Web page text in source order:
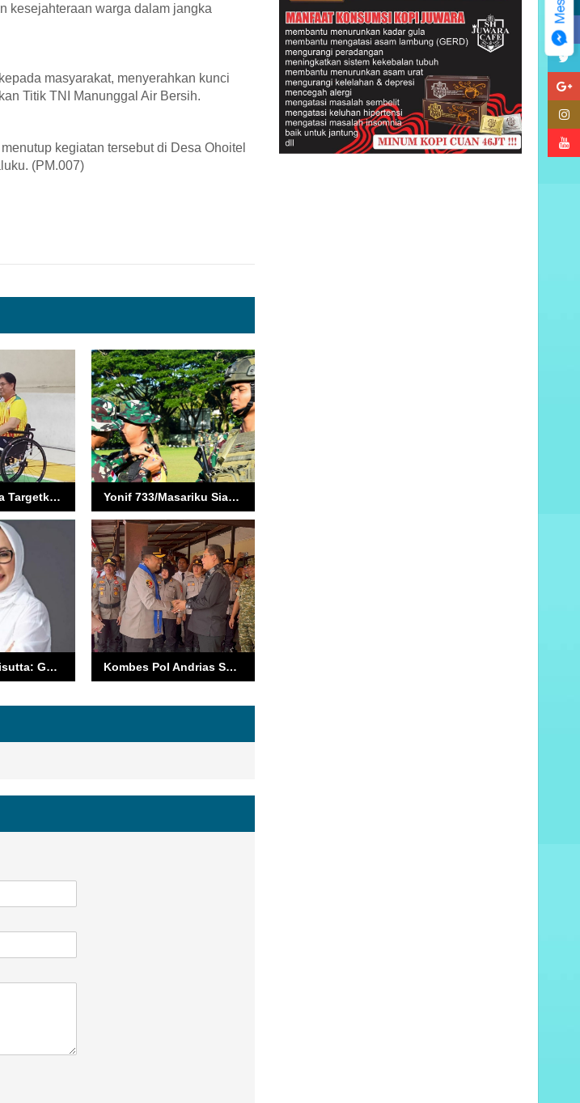
kesejahteraan warga dalam jangka
masyarakat, menyerahkan kunci
Titik TNI Manunggal Air Bersih.
kegiatan tersebut di Desa Ohoitel
(PM.007)
NPC Indonesia Targetkan Lahirnya Juara Paralimpik dari Maluku Yonif 733/Masariku Siap Operasi Satgas Pamtas RI-PNG Mobile
Wawali Ely Toisutta: GPM Jadi Teladan Iman Menuju Satu Abad Pelayanan Kombes Pol Andrias Susanto Nugroho Resmi Pimpin Polresta Ambon, Siap Perkuat Keamanan dan Pelayanan Publik